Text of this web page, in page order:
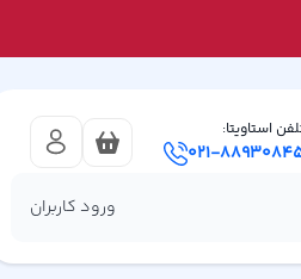
استاویتا:
021-
ورود کاربران